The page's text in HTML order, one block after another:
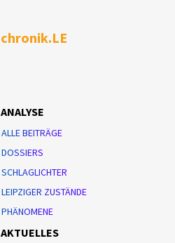
chronik.LE
ANALYSE
ALLE BEITRÄGE
DOSSIERS
SCHLAGLICHTER
LEIPZIGER ZUSTÄNDE
PHÄNOMENE
AKTUELLES